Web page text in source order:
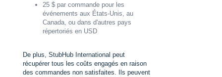
25 $ par commande pour les
événements aux États-Unis, au
Canada, ou dans d'autres pays
répertoriés en USD
De plus, StubHub International peut
récupérer tous les coûts engagés en raison
des commandes non satisfaites. Ils peuvent